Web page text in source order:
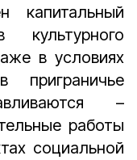
капитальный
в условиях
приграничье
–
работы
социальной